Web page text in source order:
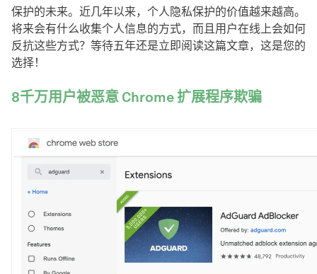
保护的未来。近几年以来，个人隐私保护的价值越来越高。
将来会有什么收集个人信息的方式，而且用户在线上会如何
反抗这些方式？等待五年还是立即阅读这篇文章，这是您的
选择！
8千万用户被恶意 Chrome 扩展程序欺骗